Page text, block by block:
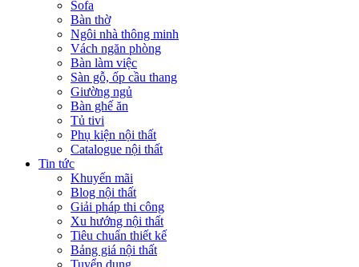
Sofa
Bàn thờ
Ngôi nhà thông minh
Vách ngăn phòng
Bàn làm việc
Sàn gỗ, ốp cầu thang
Giường ngủ
Bàn ghế ăn
Tủ tivi
Phụ kiện nội thất
Catalogue nội thất
Tin tức
Khuyến mãi
Blog nội thất
Giải pháp thi công
Xu hướng nội thất
Tiêu chuẩn thiết kế
Bảng giá nội thất
Tuyển dụng